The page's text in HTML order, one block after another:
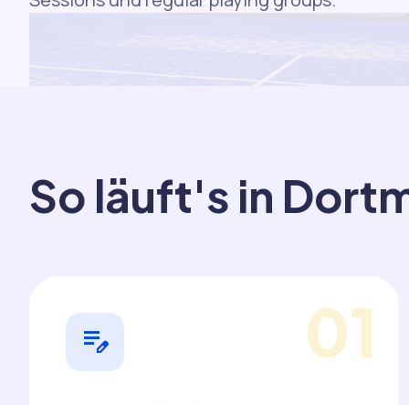
So läuft's in
01
edit_note